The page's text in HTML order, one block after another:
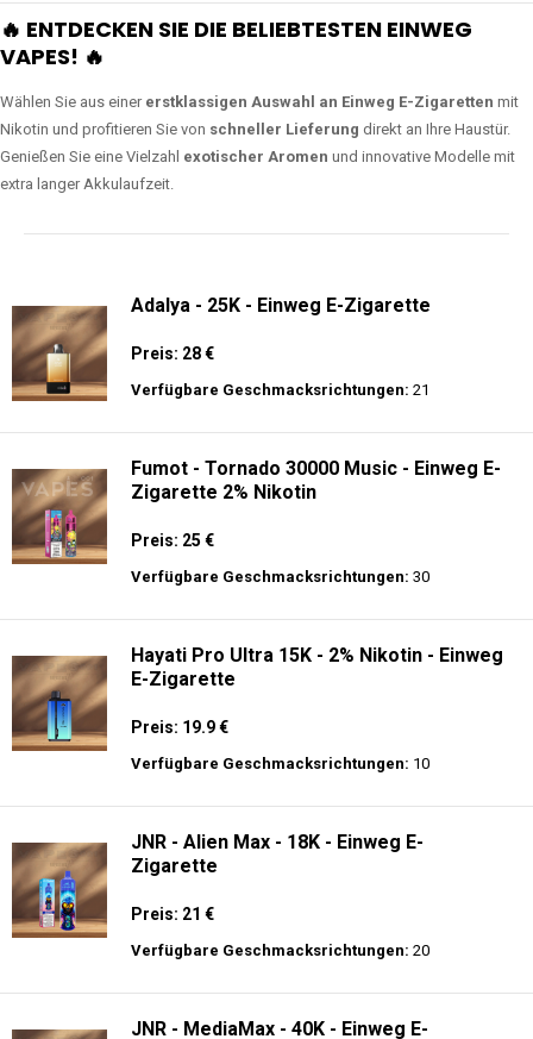
🔥 ENTDECKEN SIE DIE BELIEBTESTEN EINWEG
VAPES! 🔥
Wählen Sie aus einer erstklassigen Auswahl an Einweg E-Zigaretten mit
Nikotin und profitieren Sie von schneller Lieferung direkt an Ihre Haustür.
Genießen Sie eine Vielzahl exotischer Aromen und innovative Modelle mit
extra langer Akkulaufzeit.
Adalya - 25K - Einweg E-Zigarette
Preis: 28 €
Verfügbare Geschmacksrichtungen: 21
Fumot - Tornado 30000 Music - Einweg E-
Zigarette 2% Nikotin
Preis: 25 €
Verfügbare Geschmacksrichtungen: 30
Hayati Pro Ultra 15K - 2% Nikotin - Einweg
E-Zigarette
Preis: 19.9 €
Verfügbare Geschmacksrichtungen: 10
JNR - Alien Max - 18K - Einweg E-
Zigarette
Preis: 21 €
Verfügbare Geschmacksrichtungen: 20
JNR - MediaMax - 40K - Einweg E-